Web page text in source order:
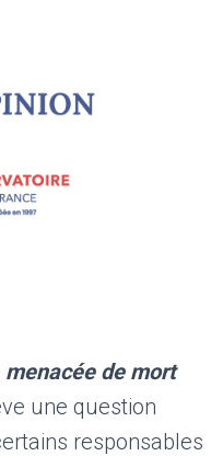
de mort
une question
responsables